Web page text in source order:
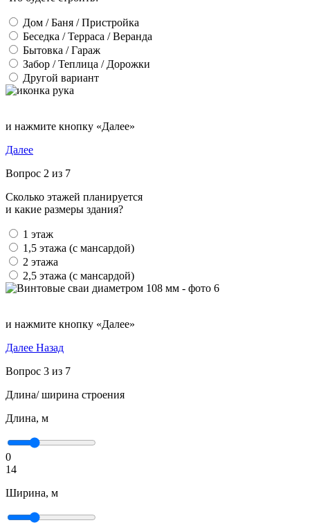
Дом / Баня / Пристройка
Беседка / Терраса / Веранда
Бытовка / Гараж
Забор / Теплица / Дорожки
Другой вариант
и нажмите кнопку «Далее»
Далее
Вопрос 2 из 7
Сколько этажей планируется
и какие размеры здания?
1 этаж
1,5 этажа (с мансардой)
2 этажа
2,5 этажа (с мансардой)
и нажмите кнопку «Далее»
Далее Назад
Вопрос 3 из 7
Длина/ ширина строения
Длина, м
0
14
Ширина, м